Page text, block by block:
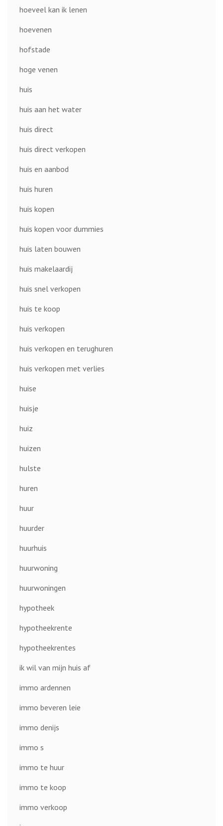
hoeveel kan ik lenen
hoevenen
hofstade
hoge venen
huis
huis aan het water
huis direct
huis direct verkopen
huis en aanbod
huis huren
huis kopen
huis kopen voor dummies
huis laten bouwen
huis makelaardij
huis snel verkopen
huis te koop
huis verkopen
huis verkopen en terughuren
huis verkopen met verlies
huise
huisje
huiz
huizen
hulste
huren
huur
huurder
huurhuis
huurwoning
huurwoningen
hypotheek
hypotheekrente
hypotheekrentes
ik wil van mijn huis af
immo ardennen
immo beveren leie
immo denijs
immo s
immo te huur
immo te koop
immo verkoop